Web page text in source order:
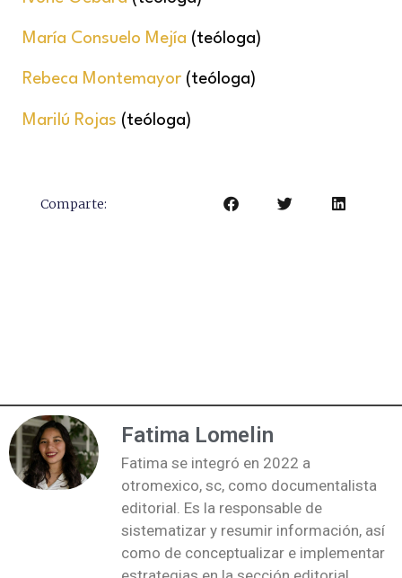
María Consuelo Mejía (teóloga)
Rebeca Montemayor (teóloga)
Marilú Rojas (teóloga)
Comparte:
Fatima Lomelin
Fatima se integró en 2022 a
otromexico, sc, como documentalista
editorial. Es la responsable de
sistematizar y resumir información, así
como de conceptualizar e implementar